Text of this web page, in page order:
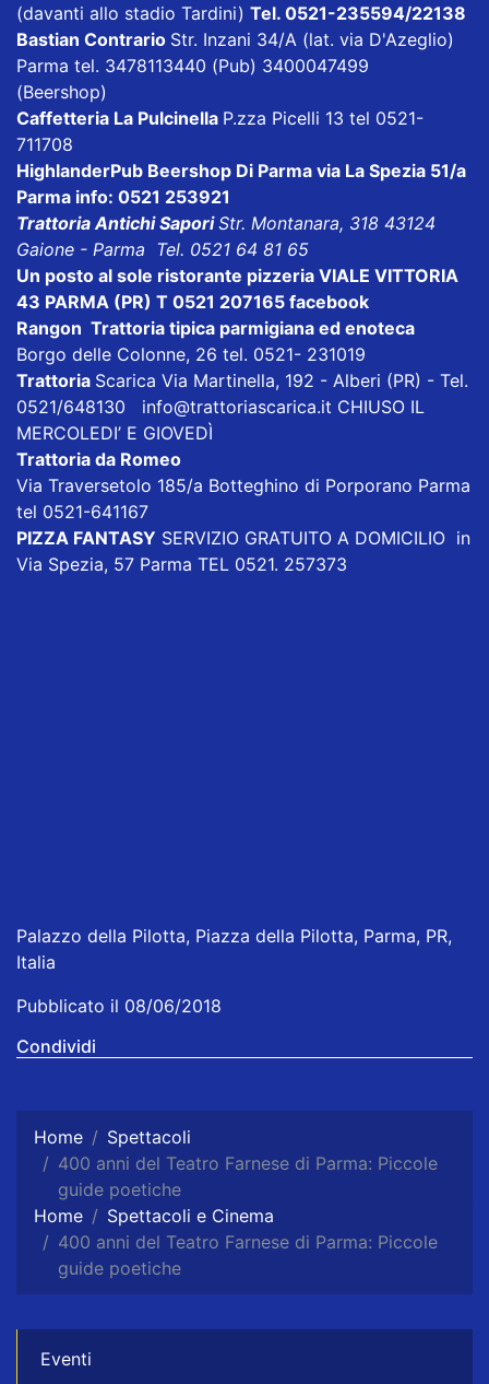
(davanti allo stadio Tardini) Tel. 0521-235594/22138
Bastian Contrario Str. Inzani 34/A (lat. via D'Azeglio)
Parma tel. 3478113440 (Pub) 3400047499
(Beershop)
Caffetteria La Pulcinella P.zza Picelli 13 tel 0521-
711708
HighlanderPub Beershop Di Parma via La Spezia 51/a
Parma info: 0521 253921
Trattoria Antichi SaporiStr. Montanara, 318 43124
Gaione - Parma Tel. 0521 64 81 65
Un posto al sole ristorante pizzeria VIALE VITTORIA
43 PARMA (PR) T 0521 207165 facebook
Rangon Trattoria tipica parmigiana ed enoteca
Borgo delle Colonne, 26 tel. 0521- 231019
Trattoria Scarica Via Martinella, 192 - Alberi (PR) - Tel.
0521/648130 info@trattoriascarica.it CHIUSO IL
MERCOLEDI’ E GIOVEDÌ
Trattoria da Romeo
Via Traversetolo 185/a Botteghino di Porporano Parma
tel 0521-641167
PIZZA FANTASY SERVIZIO GRATUITO A DOMICILIO in
Via Spezia, 57 Parma TEL 0521. 257373
Palazzo della Pilotta, Piazza della Pilotta, Parma, PR,
Italia
Pubblicato il 08/06/2018
Condividi
Home
Spettacoli
400 anni del Teatro Farnese di Parma: Piccole
guide poetiche
Home
Spettacoli e Cinema
400 anni del Teatro Farnese di Parma: Piccole
guide poetiche
Eventi